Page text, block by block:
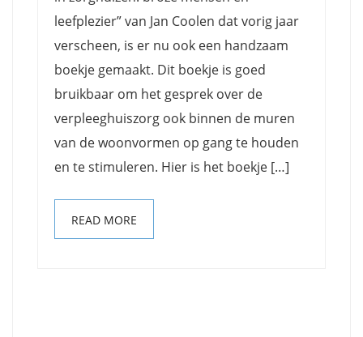
leefplezier” van Jan Coolen dat vorig jaar
verscheen, is er nu ook een handzaam
boekje gemaakt. Dit boekje is goed
bruikbaar om het gesprek over de
verpleeghuiszorg ook binnen de muren
van de woonvormen op gang te houden
en te stimuleren. Hier is het boekje […]
READ MORE